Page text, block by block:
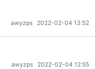
awyzps 2022-02-04 13:52
awyzps 2022-02-04 12:55